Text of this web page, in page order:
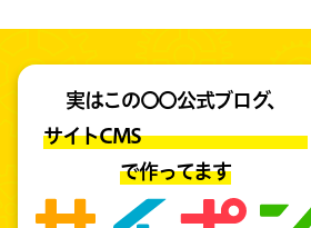
実はこの〇〇公式ブログ、
サイトCMS
で作ってます